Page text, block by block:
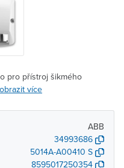
pro přístroj šikmého
více
ABB
34993686
5014A-A00410 S
8595017250354